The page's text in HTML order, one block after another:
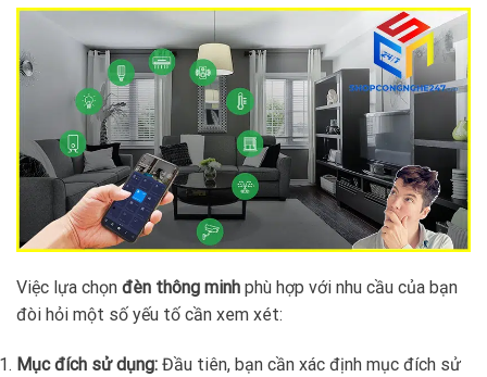
Việc lựa chọn đèn thông minh phù hợp với nhu cầu của bạn
đòi hỏi một số yếu tố cần xem xét:
Mục đích sử dụng: Đầu tiên, bạn cần xác định mục đích sử